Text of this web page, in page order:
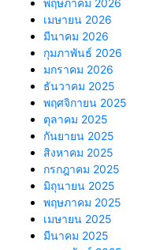
พฤษภาคม 2026
เมษายน 2026
มีนาคม 2026
กุมภาพันธ์ 2026
มกราคม 2026
ธันวาคม 2025
พฤศจิกายน 2025
ตุลาคม 2025
กันยายน 2025
สิงหาคม 2025
กรกฎาคม 2025
มิถุนายน 2025
พฤษภาคม 2025
เมษายน 2025
มีนาคม 2025